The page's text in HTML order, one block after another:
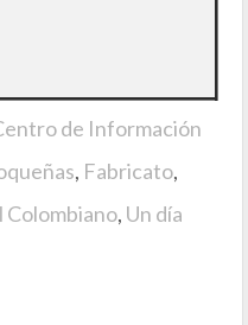
de Información
, Fabricato,
Colombiano, Un día